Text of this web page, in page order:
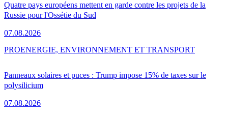
Quatre pays européens mettent en garde contre les projets de la
Russie pour l'Ossétie du Sud
07.08.2026
Panneaux solaires et puces : Trump impose 15% de taxes sur le
polysilicium
07.08.2026
PROENERGIE, ENVIRONNEMENT ET TRANSPORT